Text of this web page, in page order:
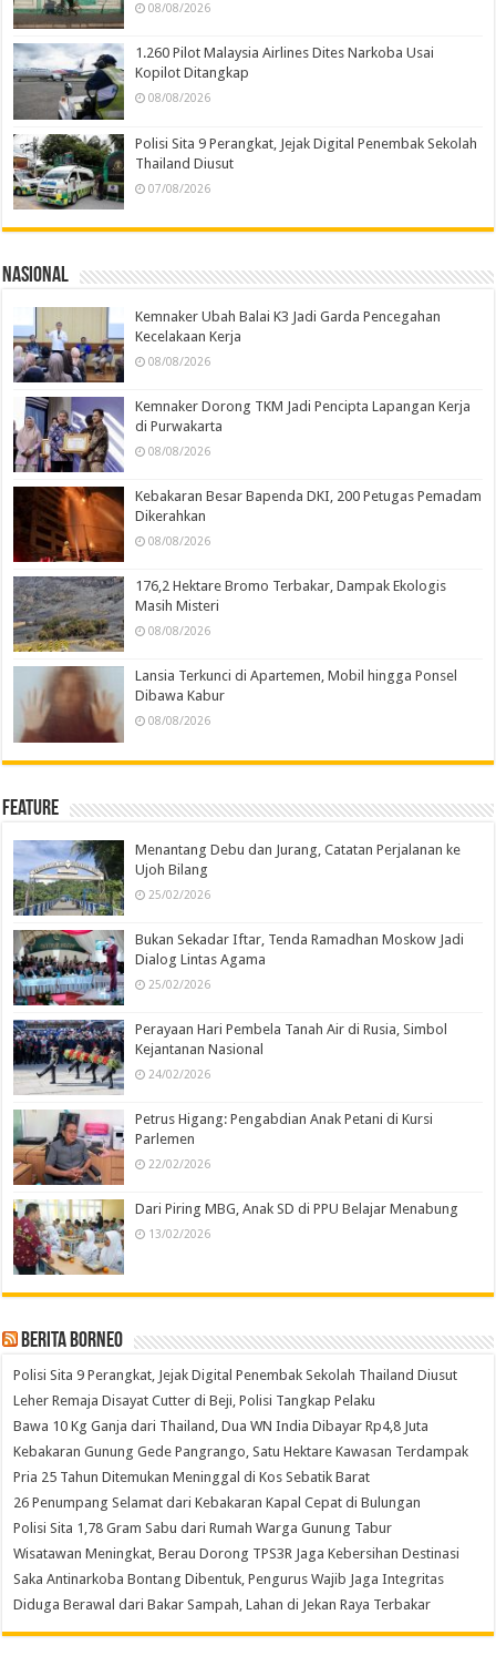
08/08/2026
1.260 Pilot Malaysia Airlines Dites Narkoba Usai
Kopilot Ditangkap
08/08/2026
Polisi Sita 9 Perangkat, Jejak Digital Penembak Sekolah
Thailand Diusut
07/08/2026
Nasional
Kemnaker Ubah Balai K3 Jadi Garda Pencegahan
Kecelakaan Kerja
08/08/2026
Kemnaker Dorong TKM Jadi Pencipta Lapangan Kerja
di Purwakarta
08/08/2026
Kebakaran Besar Bapenda DKI, 200 Petugas Pemadam
Dikerahkan
08/08/2026
176,2 Hektare Bromo Terbakar, Dampak Ekologis
Masih Misteri
08/08/2026
Lansia Terkunci di Apartemen, Mobil hingga Ponsel
Dibawa Kabur
08/08/2026
Feature
Menantang Debu dan Jurang, Catatan Perjalanan ke
Ujoh Bilang
25/02/2026
Bukan Sekadar Iftar, Tenda Ramadhan Moskow Jadi
Dialog Lintas Agama
25/02/2026
Perayaan Hari Pembela Tanah Air di Rusia, Simbol
Kejantanan Nasional
24/02/2026
Petrus Higang: Pengabdian Anak Petani di Kursi
Parlemen
22/02/2026
Dari Piring MBG, Anak SD di PPU Belajar Menabung
13/02/2026
Berita Borneo
Polisi Sita 9 Perangkat, Jejak Digital Penembak Sekolah Thailand Diusut
Leher Remaja Disayat Cutter di Beji, Polisi Tangkap Pelaku
Bawa 10 Kg Ganja dari Thailand, Dua WN India Dibayar Rp4,8 Juta
Kebakaran Gunung Gede Pangrango, Satu Hektare Kawasan Terdampak
Pria 25 Tahun Ditemukan Meninggal di Kos Sebatik Barat
26 Penumpang Selamat dari Kebakaran Kapal Cepat di Bulungan
Polisi Sita 1,78 Gram Sabu dari Rumah Warga Gunung Tabur
Wisatawan Meningkat, Berau Dorong TPS3R Jaga Kebersihan Destinasi
Saka Antinarkoba Bontang Dibentuk, Pengurus Wajib Jaga Integritas
Diduga Berawal dari Bakar Sampah, Lahan di Jekan Raya Terbakar